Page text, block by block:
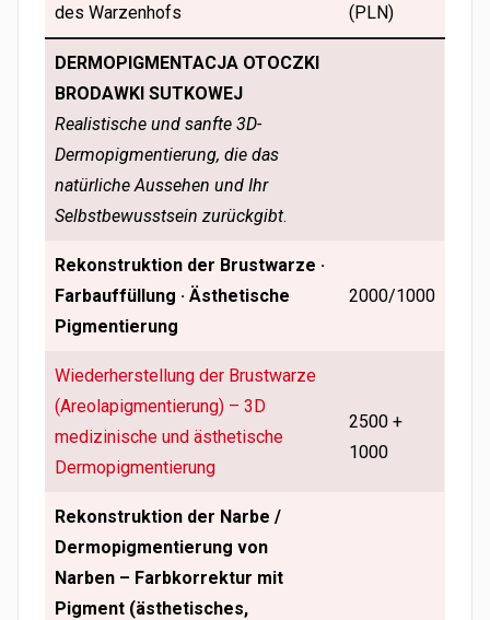
des Warzenhofs (PLN)
DERMOPIGMENTACJA OTOCZKI
BRODAWKI SUTKOWEJ
Realistische und sanfte 3D-
Dermopigmentierung, die das
natürliche Aussehen und Ihr
Selbstbewusstsein zurückgibt.
Rekonstruktion der Brustwarze ·
Farbauffüllung · Ästhetische
Pigmentierung
2000/1000
Wiederherstellung der Brustwarze
(Areolapigmentierung) – 3D
medizinische und ästhetische
Dermopigmentierung
2500 +
1000
Rekonstruktion der Narbe /
Dermopigmentierung von
Narben – Farbkorrektur mit
Pigment (ästhetisches,